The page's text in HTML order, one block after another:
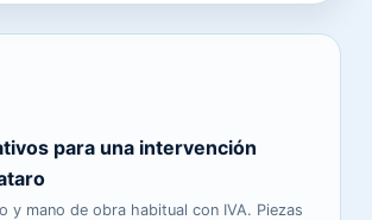
para una intervención
y mano de obra habitual con IVA. Piezas